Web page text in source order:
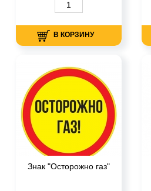
В КОРЗИНУ
Знак "Осторожно газ"